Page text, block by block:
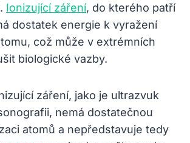
Ionizující záření, do kterého patří
dostatek energie k vyražení
což může v extrémních
biologické vazby.
záření, jako je ultrazvuk
nemá dostatečnou
atomů a nepředstavuje tedy